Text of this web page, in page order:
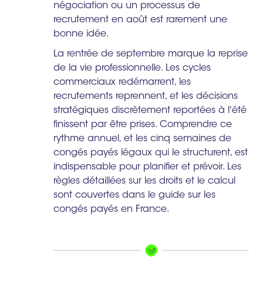
négociation ou un processus de
recrutement en août est rarement une
bonne idée.
La rentrée de septembre marque la reprise
de la vie professionnelle. Les cycles
commerciaux redémarrent, les
recrutements reprennent, et les décisions
stratégiques discrètement reportées à l'été
finissent par être prises. Comprendre ce
rythme annuel, et les cinq semaines de
congés payés légaux qui le structurent, est
indispensable pour planifier et prévoir. Les
règles détaillées sur les droits et le calcul
sont couvertes dans le guide sur les
congés payés en France.